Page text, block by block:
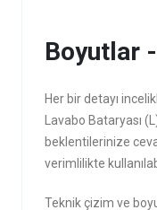
Boyutlar
Her bir detayı
Lavabo Bataryası
beklentilerinize
verimlilikte
Teknik çizim ve